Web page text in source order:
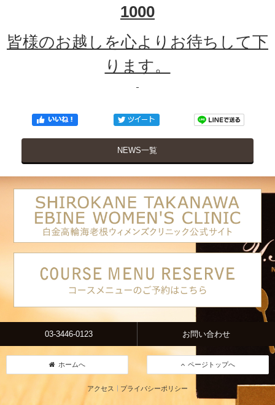
1000
皆様のお越しを心よりお待ちして下
ります。
NEWS一覧
03-3446-0123 お問い合わせ
ホームへ ページトップへ
アクセス プライバシーポリシー